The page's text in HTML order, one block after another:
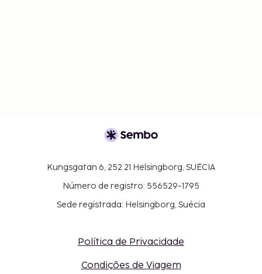
Kungsgatan 6, 252 21 Helsingborg, SUÉCIA
Número de registro: 556529-1795
Sede registrada: Helsingborg, Suécia
Política de Privacidade
Condições de Viagem